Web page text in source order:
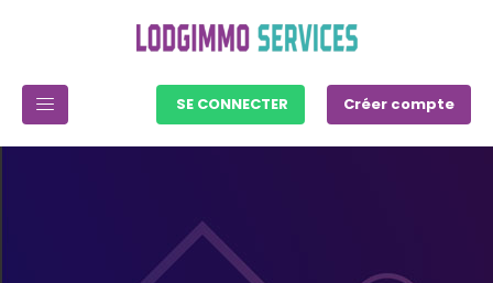
SE CONNECTER Créer compte